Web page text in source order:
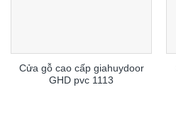
Cửa gỗ cao cấp giahuydoor
GHD pvc 1113